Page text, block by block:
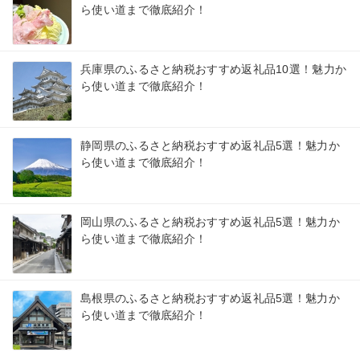
ら使い道まで徹底紹介！
兵庫県のふるさと納税おすすめ返礼品10選！魅力か
ら使い道まで徹底紹介！
静岡県のふるさと納税おすすめ返礼品5選！魅力か
ら使い道まで徹底紹介！
岡山県のふるさと納税おすすめ返礼品5選！魅力か
ら使い道まで徹底紹介！
島根県のふるさと納税おすすめ返礼品5選！魅力か
ら使い道まで徹底紹介！